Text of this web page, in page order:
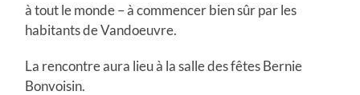
à tout le monde – à commencer bien sûr par les
habitants de Vandoeuvre.
La rencontre aura lieu à la salle des fêtes Bernie
Bonvoisin.